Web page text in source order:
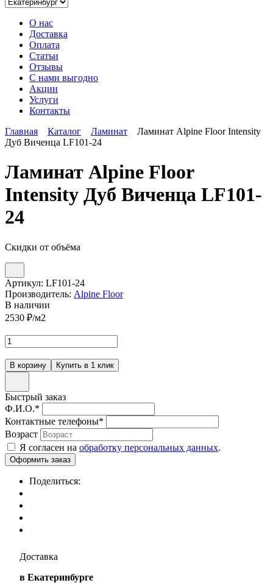
О нас
Доставка
Оплата
Статьи
Отзывы
С нами выгодно
Акции
Услуги
Контакты
Главная
Каталог Ламинат
Ламинат Alpine Floor Intensity
Дуб Виченца LF101-24
Ламинат Alpine Floor
Intensity Дуб Виченца LF101-
24
Скидки от объёма
Артикул: LF101-24
Производитель: Alpine Floor
В наличии
2530 ₽/м2
Быстрый заказ
Ф.И.О.*
Контактные телефоны*
Возраст
Я согласен на обработку персональных данных.
Поделиться:
Доставка
в Екатеринбурге